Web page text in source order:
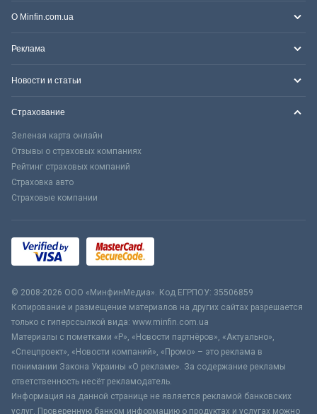
О Minfin.com.ua
Реклама
Новости и статьи
Страхование
Зеленая карта онлайн
Отзывы о страховых компаниях
Рейтинг страховых компаний
Страховка авто
Страховые компании
© 2008-2026 ООО «МинфинМедиа». Код ЕГРПОУ: 35506859
Копирование и размещение материалов на других сайтах разрешается
только с гиперссылкой вида: www.minfin.com.ua
Материалы с пометками «Р», «Новости партнёров», «Актуально»,
«Спецпроект», «Новости компаний», «Промо» – это реклама в
понимании Закона Украины «О рекламе». За содержание рекламы
ответственность несёт рекламодатель.
Информация на данной странице не является рекламой банковских
услуг. Проверенную банком информацию о продуктах и услугах можно